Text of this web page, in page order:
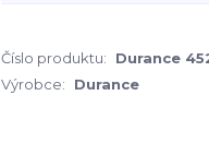
Číslo produktu: Durance
Výrobce:
Durance